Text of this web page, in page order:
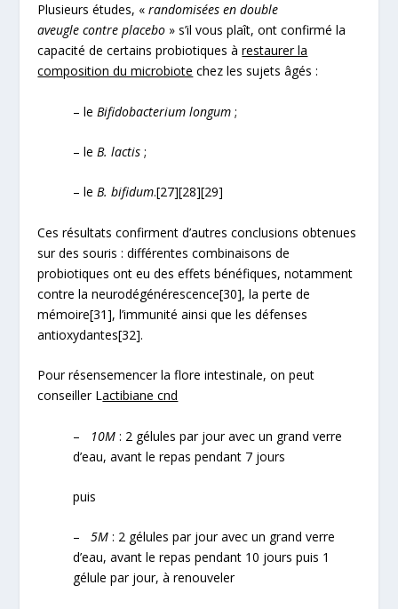
Plusieurs études, «randomisées en double
aveugle contre placebo » s’il vous plaît, ont confirmé la
capacité de certains probiotiques àrestaurer la
composition du microbiote chez les sujets âgés :
– le Bifidobacterium longum ;
– leB. lactis ;
– leB. bifidum.[27][28][29]
Ces résultats confirment d’autres conclusions obtenues
sur des souris : différentes combinaisons de
probiotiques ont eu des effets bénéfiques, notamment
contre la neurodégénérescence[30], la perte de
mémoire[31], l’immunité ainsi que les défenses
antioxydantes[32].
Pour résensemencer la flore intestinale, on peut
conseiller Lactibiane cnd
– 10M : 2 gélules par jour avec un grand verre
d’eau, avant le repas pendant 7 jours
puis
–5M : 2 gélules par jour avec un grand verre
d’eau, avant le repas pendant 10 jours puis 1
gélule par jour, à renouveler